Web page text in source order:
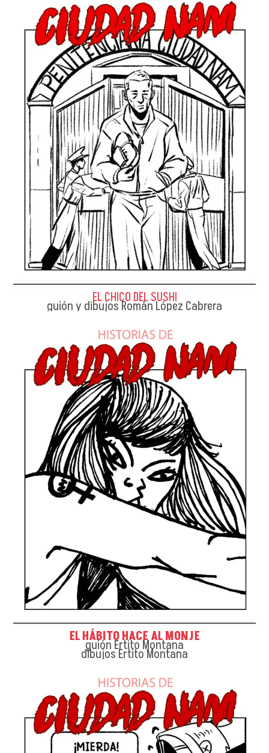
EL CHICO DEL SUSHI
guión y dibujos Román López Cabrera
EL HÁBITO HACE AL MONJE
guión Ertito Montana
dibujos Ertito Montana